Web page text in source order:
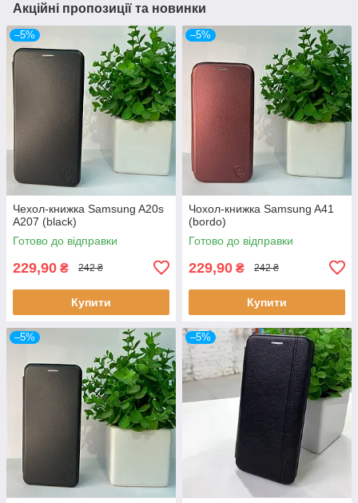
Акційні пропозиції та новинки
–5%
Чехол-книжка Samsung A20s
A207 (black)
Готово до відправки
229,90 ₴ 242 ₴
Купити
–5%
Чохол-книжка Samsung A41
(bordo)
Готово до відправки
229,90 ₴ 242 ₴
Купити
–5% –5%